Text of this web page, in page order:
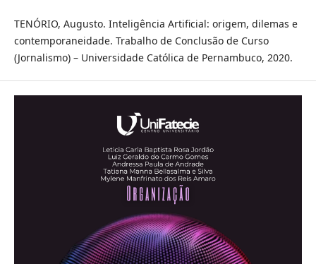
TENÓRIO, Augusto. Inteligência Artificial: origem, dilemas e
contemporaneidade. Trabalho de Conclusão de Curso
(Jornalismo) – Universidade Católica de Pernambuco, 2020.